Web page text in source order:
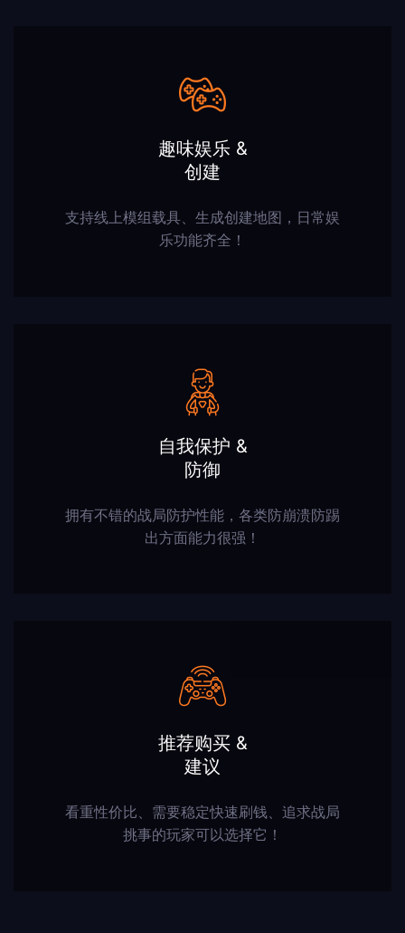
趣味娱乐 &
创建
支持线上模组载具、生成创建地图，日常娱
乐功能齐全！
自我保护 &
防御
拥有不错的战局防护性能， 各类防崩溃防踢
出方面能力很强！
推荐购买 &
建议
看重性价比、需要稳定快速刷钱、追求战局
挑事的玩家可以选择它！